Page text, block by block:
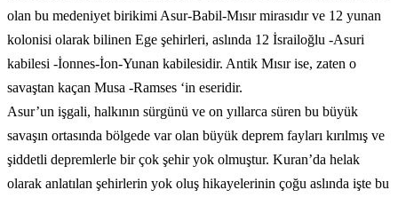
olan bu medeniyet birikimi Asur-Babil-Mısır mirasıdır ve 12 yunan
kolonisi olarak bilinen Ege şehirleri, aslında 12 İsrailoğlu -Asuri
kabilesi -İonnes-İon-Yunan kabilesidir. Antik Mısır ise, zaten o
savaştan kaçan Musa -Ramses ‘in eseridir.
Asur’un işgali, halkının sürgünü ve on yıllarca süren bu büyük
savaşın ortasında bölgede var olan büyük deprem fayları kırılmış ve
şiddetli depremlerle bir çok şehir yok olmuştur. Kuran’da helak
olarak anlatılan şehirlerin yok oluş hikayelerinin çoğu aslında işte bu